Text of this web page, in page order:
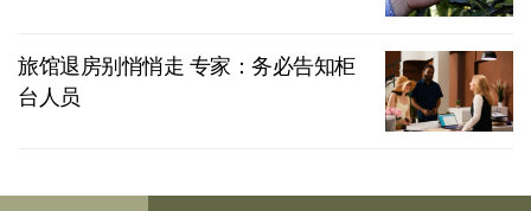
旅馆退房别悄悄走 专家：务必告知柜
台人员